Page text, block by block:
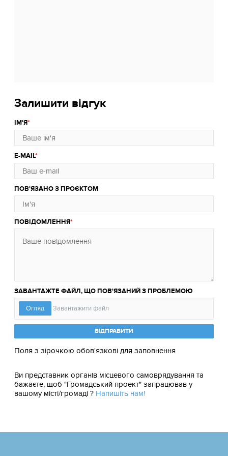
Залишити відгук
ІМ'Я
E-MAIL
ПОВ'ЯЗАНО З ПРОЄКТОМ
ПОВІДОМЛЕННЯ
ЗАВАНТАЖТЕ ФАЙЛ, ЩО ПОВ'ЯЗАНИЙ З ПРОБЛЕМОЮ
ВІДПРАВИТИ
Поля з зірочкою обов'язкові для заповнення
Ви представник органів місцевого самоврядування та
бажаєте, щоб "Громадський проект" запрацював у
вашому місті/громаді ? Напишіть нам!